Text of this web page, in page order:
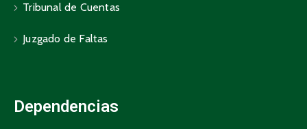
Tribunal de Cuentas
Juzgado de Faltas
Dependencias